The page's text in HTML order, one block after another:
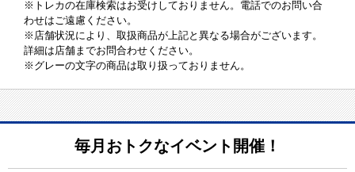
※トレカの在庫検索はお受けしておりません。電話でのお問い合
わせはご遠慮ください。
※店舗状況により、取扱商品が上記と異なる場合がございます。
詳細は店舗までお問合わせください。
※グレーの文字の商品は取り扱っておりません。
毎月おトクなイベント開催！